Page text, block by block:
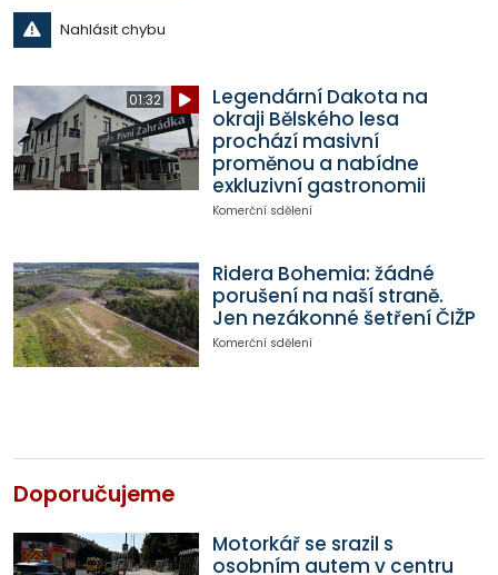
Nahlásit chybu
01:32
Legendární Dakota na
okraji Bělského lesa
prochází masivní
proměnou a nabídne
exkluzivní gastronomii
Komerční sdělení
Ridera Bohemia: žádné
porušení na naší straně.
Jen nezákonné šetření ČIŽP
Komerční sdělení
Doporučujeme
Motorkář se srazil s
osobním autem v centru